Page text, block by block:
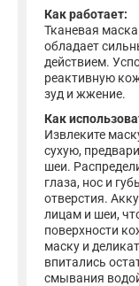
Как работает:
Тканевая
обладает
действием.
реактивную
зуд и жжение.
Как
Извлеките
сухую,
шеи.
глаза, нос и
отверстия.
лицам и шеи,
поверхности
маску и
впитались
смывания